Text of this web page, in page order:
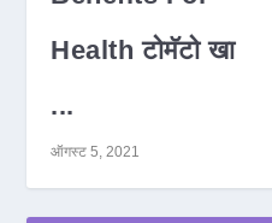
Health टोमॅटो खा
...
ऑगस्ट 5, 2021